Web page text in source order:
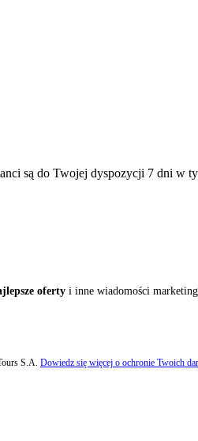
są do Twojej dyspozycji 7 dni w
oferty i inne wiadomości
S.A. Dowiedz się więcej o ochronie Twoich